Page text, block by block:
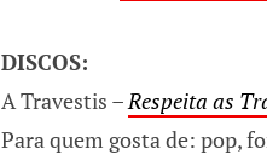
DISCOS:
A Travestis – Respeita as
Para quem gosta de: pop,